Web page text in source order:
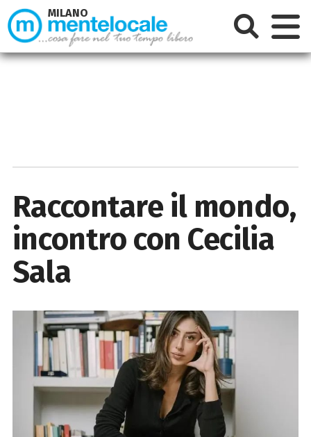
Raccontare il mondo,
incontro con Cecilia
Sala
MILANO